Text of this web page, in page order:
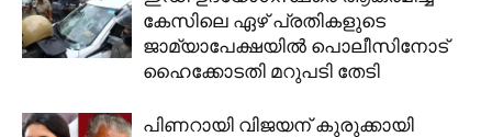
കേസിലെ ഏഴ് പ്രതികളുടെ
ജാമ്യാപേക്ഷയില്‍ പൊലീസിനോട്
ഹൈക്കോടതി മറുപടി തേടി
പിണറായി വിജയന് കുരുക്കായി